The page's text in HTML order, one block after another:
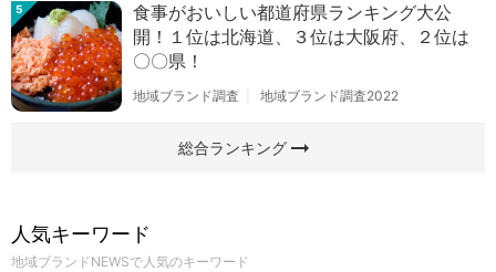
5
食事がおいしい都道府県ランキング大公
開！１位は北海道、３位は大阪府、２位は
〇〇県！
地域ブランド調査 地域ブランド調査2022
総合ランキングarrow_right_alt
人気キーワード
地域ブランドNEWSで人気のキーワード